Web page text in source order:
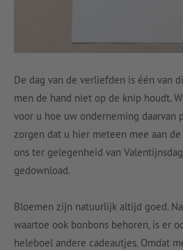
De dag van de verliefden is één van
men de hand niet op de knip houdt.
voor u hoe uw onderneming daarvan
zorgen dat u hier meteen mee aan
ons ter gelegenheid van
gedownload.
Bloemen zijn natuurlijk altijd goed.
waartoe ook bonbons behoren, is er
heleboel andere cadeautjes. Omdat